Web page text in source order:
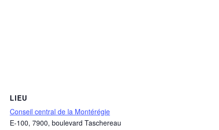
LIEU
Conseil central de la Montérégie
E-100, 7900, boulevard Taschereau